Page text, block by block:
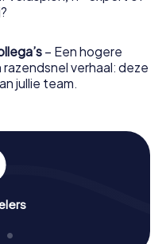
– Een hogere
verhaal: deze
jullie team.